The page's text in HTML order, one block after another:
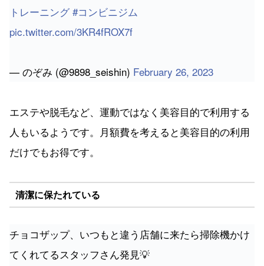
トレーニング #コンビニジム
pic.twitter.com/3KR4fROX7f
— のぞみ (@9898_seishin) February 26, 2023
エステや脱毛など、運動ではなく美容目的で利用する
人もいるようです。月額費を考えると美容目的の利用
だけでもお得です。
清潔に保たれている
チョコザップ、いつもと違う店舗に来たら掃除機かけ
てくれてるスタッフさん発見💡